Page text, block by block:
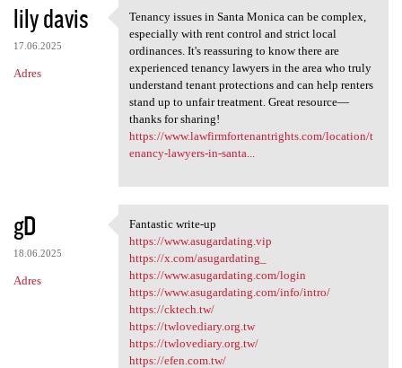
lily davis
17.06.2025
Adres
Tenancy issues in Santa
Tenancy issues in Santa Monica can be complex,
especially with rent control and strict local
ordinances. It's reassuring to know there are
experienced tenancy lawyers in the area who truly
understand tenant protections and can help renters
stand up to unfair treatment. Great resource—
thanks for sharing!
https://www.lawfirmfortenantrights.com/location/t
enancy-lawyers-in-santa...
gD
18.06.2025
Adres
Fantastic write-up
Fantastic write-up
https://www.asugardating.vip
https://x.com/asugardating_
https://www.asugardating.com/login
https://www.asugardating.com/info/intro/
https://cktech.tw/
https://twlovediary.org.tw
https://twlovediary.org.tw/
https://efen.com.tw/